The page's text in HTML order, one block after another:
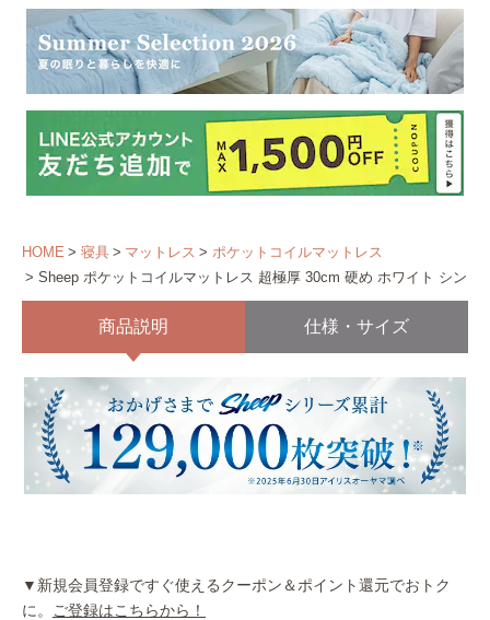
HOME 寝具 マットレス
ポケットコイルマットレス
Sheep ポケットコイルマットレス 超極厚 30cm 硬め ホワイト シング
商品説明 仕様・サイズ
▼新規会員登録ですぐ使えるクーポン＆ポイント還元でおトク
に。
ご登録はこちらから！